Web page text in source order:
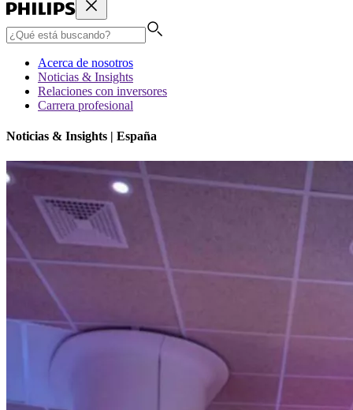
Acerca de nosotros
Noticias & Insights
Relaciones con inversores
Carrera profesional
Noticias & Insights | España